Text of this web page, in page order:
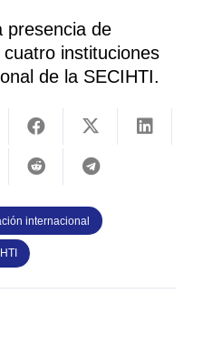
presencia de
instituciones
de la SECIHTI.
internacional